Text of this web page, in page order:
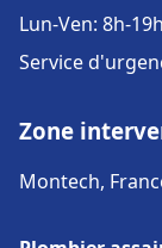
Lun-Ven: 8h-19h
Service
Zone
Montech,